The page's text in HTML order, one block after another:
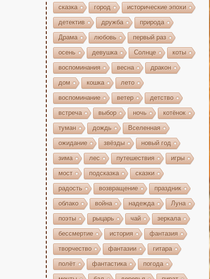
сказка город исторические эпохи
детектив дружба природа
Драма любовь первый раз
осень девушка Солнце коты
воспоминания весна дракон
дом кошка лето
воспоминание ветер детство
встреча выбор ночь котёнок
туман дождь Вселенная
ожидание звёзды новый год
зима лес путешествия игры
мост подсказка сказки
радость возвращение праздник
облако война надежда Луна
поэты рыцарь чай зеркала
бессмертие история фантазия
творчество фантазии гитара
полёт фантастика погода